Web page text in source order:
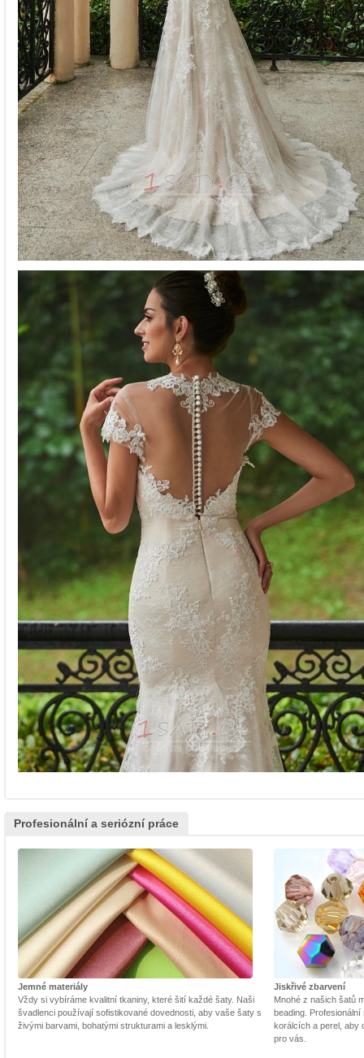
Profesionální a seriózní práce
Jemné materiály
Vždy si vybíráme kvalitní tkaniny, které šití každé šaty. Naši
švadlenci používají sofistikované dovednosti, aby vaše šaty s
živými barvami, bohatými strukturami a lesklými.
Jiskřivé zbarvení
Mnohé z našich šatů
beading.
korálcích a perel, aby
pro vás.